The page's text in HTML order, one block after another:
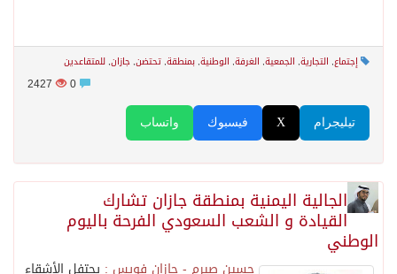
إجتماع, التجارية, الجمعية, الغرفة, الوطنية, بمنطقة, تحتضن, جازان, للمتقاعدين
2427
واتساب فيسبوك X تيليجرام
الجالية اليمنية بمنطقة جازان تشارك
القيادة و الشعب السعودي الفرحة باليوم
الوطني
حسين صيرم - جازان فويس : يحتفل الأشقاء